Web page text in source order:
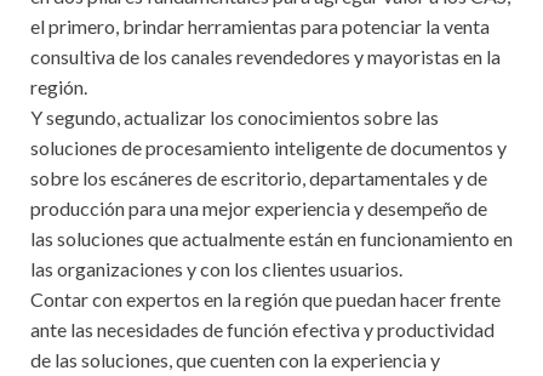
el primero, brindar herramientas para potenciar la venta
consultiva de los canales revendedores y mayoristas en la
región.
Y segundo, actualizar los conocimientos sobre las
soluciones de procesamiento inteligente de documentos y
sobre los escáneres de escritorio, departamentales y de
producción para una mejor experiencia y desempeño de
las soluciones que actualmente están en funcionamiento en
las organizaciones y con los clientes usuarios.
Contar con expertos en la región que puedan hacer frente
ante las necesidades de función efectiva y productividad
de las soluciones, que cuenten con la experiencia y